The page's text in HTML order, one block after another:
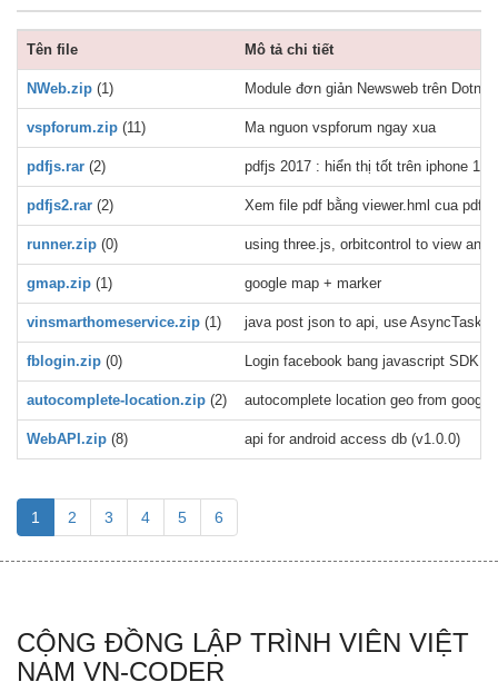
Tên file Mô tả chi tiết
NWeb.zip (1) Module đơn giản Newsweb trên
vspforum.zip (11) Ma nguon vspforum ngay xua
pdfjs.rar (2) pdfjs 2017 : hiển thị tốt trên iphone
pdfjs2.rar (2) Xem file pdf bằng viewer.hml cua
runner.zip (0) using three.js, orbitcontrol to view an
gmap.zip (1) google map + marker
vinsmarthomeservice.zip (1) java post json to api, use AsyncTask,
fblogin.zip (0) Login facebook bang javascript SDK
autocomplete-location.zip (2) autocomplete location geo from
WebAPI.zip (8) api for android access db (v1.0.0)
1 2 3 4 5 6
CỘNG ĐỒNG LẬP TRÌNH VIÊN VIỆT
NAM VN-CODER